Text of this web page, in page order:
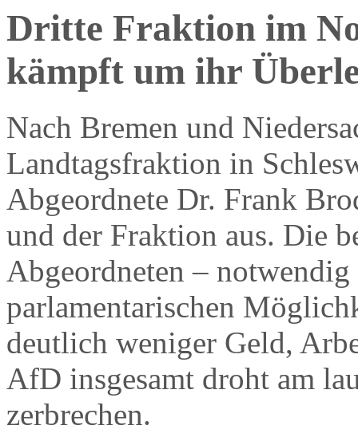
Dritte Fraktion im
kämpft um ihr
Nach Bremen und
Landtagsfraktion in
Abgeordnete Dr. Frank
und der Fraktion aus. Die
Abgeordneten –
parlamentarischen
deutlich weniger Geld,
AfD insgesamt droht am
zerbrechen.